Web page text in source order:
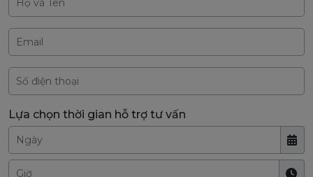
Lựa chọn thời gian hỗ trợ tư vấn